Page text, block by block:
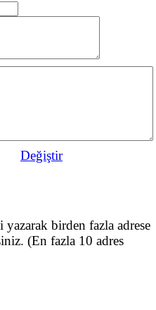
Değiştir
yazarak birden fazla adrese
(En fazla 10 adres